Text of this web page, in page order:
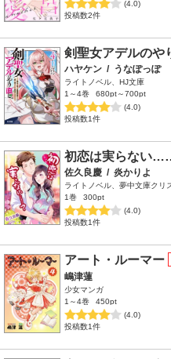
(4.0)
投稿数2件
剣聖女アデルのや
ハヤケン / うなぽっぽ
ライトノベル、HJ文庫
1～4巻
680pt～700pt
(4.0)
投稿数1件
初恋は実らない
佐久良慶 / 炎かりよ
ライトノベル、夢中文庫クリ
1巻
300pt
(4.0)
投稿数1件
アート・ルーマー
嶋津蓮
少女マンガ
1～4巻
450pt
(4.0)
投稿数1件